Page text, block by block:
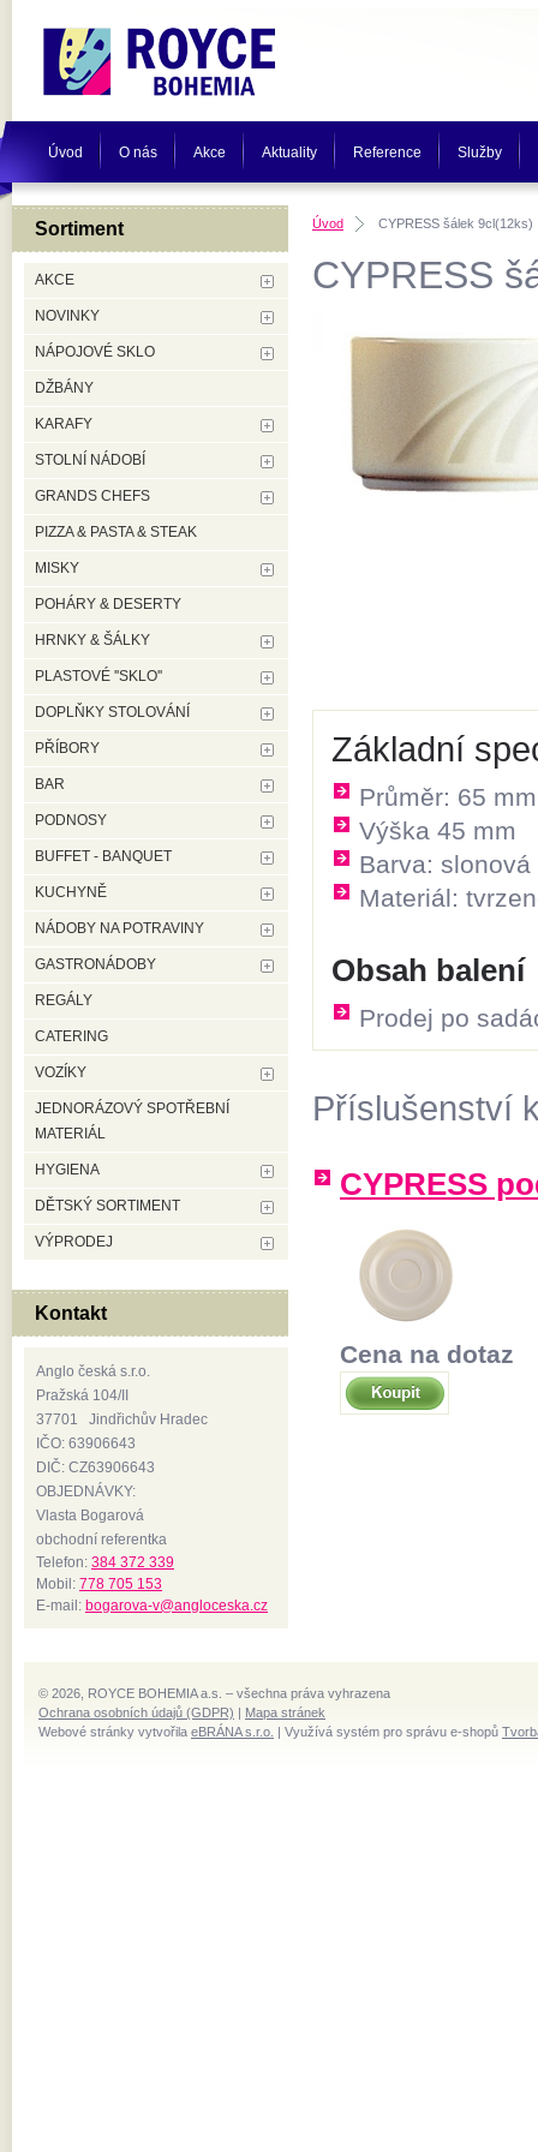
Úvod O nás Akce Aktuality Reference Služby
Úvod CYPRESS šálek 9cl(12ks)
CYPRESS
Základní
Průměr: 65 mm
Výška 45 mm
Barva:
Materiál:
Obsah balení
Prodej po
Příslušenství
CYPRESS
Cena na dotaz
Sortiment
AKCE
NOVINKY
NÁPOJOVÉ SKLO
DŽBÁNY
KARAFY
STOLNÍ NÁDOBÍ
GRANDS CHEFS
PIZZA & PASTA & STEAK
MISKY
POHÁRY & DESERTY
HRNKY & ŠÁLKY
PLASTOVÉ ''SKLO''
DOPLŇKY STOLOVÁNÍ
PŘÍBORY
BAR
PODNOSY
BUFFET - BANQUET
KUCHYNĚ
NÁDOBY NA POTRAVINY
GASTRONÁDOBY
REGÁLY
CATERING
VOZÍKY
JEDNORÁZOVÝ SPOTŘEBNÍ
MATERIÁL
HYGIENA
DĚTSKÝ SORTIMENT
VÝPRODEJ
Kontakt
Anglo česká s.r.o.
Pražská 104/II
37701 Jindřichův Hradec
IČO: 63906643
DIČ: CZ63906643
OBJEDNÁVKY:
Vlasta Bogarová
obchodní referentka
Telefon: 384 372 339
Mobil: 778 705 153
E-mail: bogarova-v@angloceska.cz
© 2026, ROYCE BOHEMIA a.s. – všechna práva vyhrazena
Ochrana osobních údajů (GDPR) | Mapa stránek
Webové stránky vytvořila eBRÁNA s.r.o. | Využívá systém pro správu e-shopů